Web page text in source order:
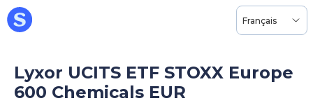
Français
Lyxor UCITS ETF STOXX Europe
600 Chemicals EUR